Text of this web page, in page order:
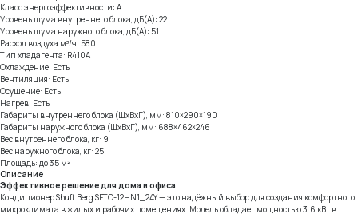
Класс энергоэффективности: A
Уровень шума внутреннего блока, дБ(А): 22
Уровень шума наружного блока, дБ(А): 51
Расход воздуха м³/ч: 580
Тип хладагента: R410A
Охлаждение: Есть
Вентиляция: Есть
Осушение: Есть
Нагрев: Есть
Габариты внутреннего блока (ШхВхГ), мм: 810×290×190
Габариты наружного блока (ШхВхГ), мм: 688×462×246
Вес внутреннего блока, кг: 9
Вес наружного блока, кг: 25
Площадь: до 35 м²
Описание
Эффективное решение для дома и офиса
Кондиционер Shuft Berg SFTO-12HN1_24Y — это надёжный выбор для создания комфортного
микроклимата в жилых и рабочих помещениях. Модель обладает мощностью 3.6 кВт в